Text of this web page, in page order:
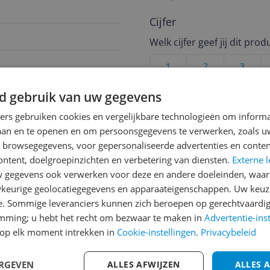
Cijfer
Welk cijfer geef jij dit
3
2
1
gebruik van uw gegevens
gebruiken cookies en vergelijkbare technologieën om
en te openen en om persoonsgegevens te verwerken, zoals
voor gepersonaliseerde advertenties en
doelgroepinzichten en verbetering van diensten. Externe
ook verwerken voor deze en andere doeleinden,
geolocatiegegevens en apparaateigenschappen. Uw
Sommige leveranciers kunnen zich beroepen op
u hebt het recht om bezwaar te maken in Advertentie-
elk moment intrekken in Cookie-instellingen. Privacybeleid
ALLES
ALLES AFWIJZEN